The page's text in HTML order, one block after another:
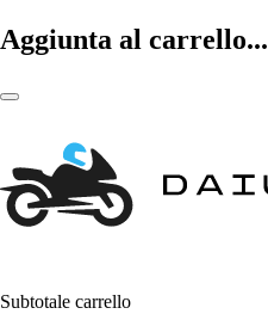
Aggiunta al carrello...
Subtotale carrello